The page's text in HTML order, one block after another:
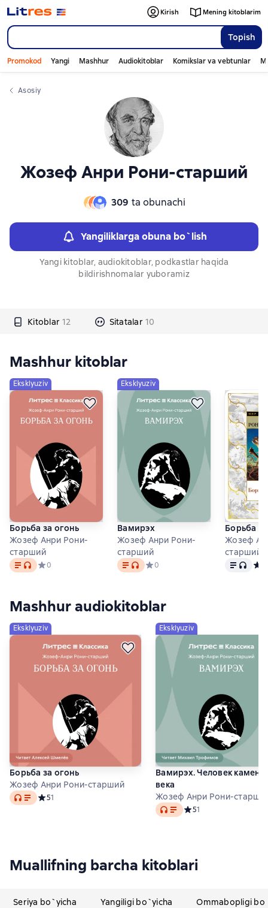
Topish
Kirish Mening kitoblarim
Promokod Yangi Mashhur Audiokitoblar Komikslar va vebtunlar
Asosiy
Жозеф Анри Рони-старший
309 ta obunachi
Yangiliklarga obuna bo`lish
Yangi kitoblar, audiokitoblar, podkastlar haqida
bildirishnomalar yuboramiz
Kitoblar 12 Sitatalar 10
Слайдер с книгами
Mashhur kitoblar
Eksklyuziv
Борьба за огонь
Жозеф Анри Рони-
старший
Matn, audio format mavjud
Средний рейтинг 0 на основе 0 оценок
0
Eksklyuziv
Вамирэх
Жозеф Анри Рони-
старший
Matn, audio format mavjud
Средний рейтинг 0 на основе 0
0
Борьба
Жозеф
старший
Matn,
Слайдер с книгами
Mashhur audiokitoblar
Eksklyuziv
Борьба за огонь
Жозеф Анри Рони-старший
Audio Средний рейтинг 5 на основе 1 оценок
51
Eksklyuziv
Вамирэх. Человек
века
Жозеф Анри Рони-
Audio Средний рейтинг 5 на
51
Muallifning barcha kitoblari
Seriya bo`yicha Yangiligi bo`yicha Ommabopligi